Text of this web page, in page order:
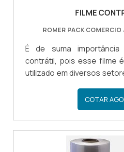
FILME
ROMER PACK COMERCIO
É de suma
contrátil, pois esse filme
utilizado em diversos
forma prática e
empresário tem a
um filme polietileno que
variação térmica,
muitas maneiras, sendo
COTAR